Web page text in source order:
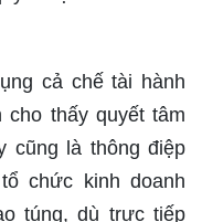
cả chế tài hành
cho thấy quyết tâm
cũng là thông điệp
chức kinh doanh
túng, dù trực tiếp